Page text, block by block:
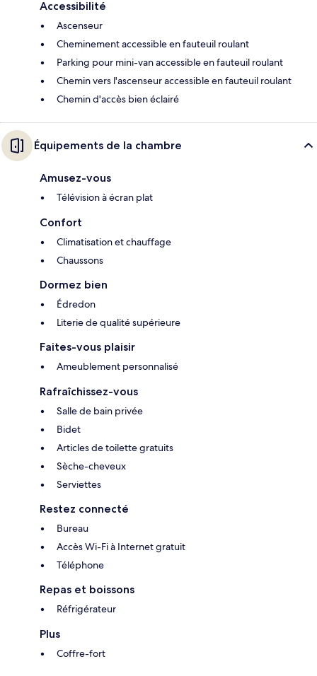
Accessibilité
Ascenseur
Cheminement accessible en fauteuil roulant
Parking pour mini-van accessible en fauteuil roulant
Chemin vers l'ascenseur accessible en fauteuil roulant
Chemin d'accès bien éclairé
Équipements de la chambre
Amusez-vous
Télévision à écran plat
Confort
Climatisation et chauffage
Chaussons
Dormez bien
Édredon
Literie de qualité supérieure
Faites-vous plaisir
Ameublement personnalisé
Rafraîchissez-vous
Salle de bain privée
Bidet
Articles de toilette gratuits
Sèche-cheveux
Serviettes
Restez connecté
Bureau
Accès Wi-Fi à Internet gratuit
Téléphone
Repas et boissons
Réfrigérateur
Plus
Coffre-fort